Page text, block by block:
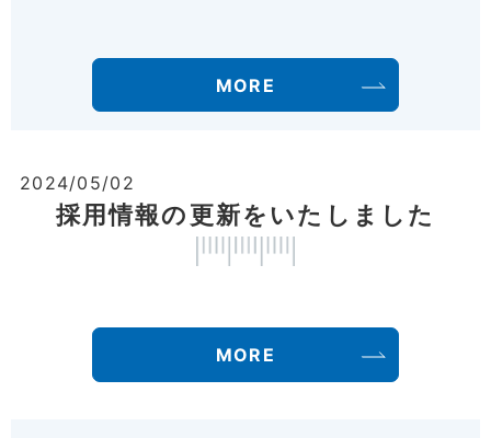
MORE
2024/05/02
採用情報の更新をいたしました
MORE